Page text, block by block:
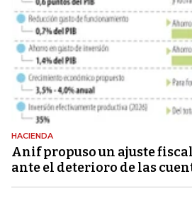
HACIENDA
Anif propuso un ajuste
ante el deterioro de las